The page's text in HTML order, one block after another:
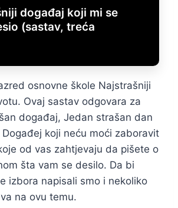
događaj koji mi se
(sastav, treća
osnovne škole Najstrašniji
Ovaj sastav odgovara za
događaj, Jedan strašan dan
koji neću moći zaboravit
od vas zahtjevaju da pišete o
šta vam se desilo. Da bi
izbora napisali smo i nekoliko
na ovu temu.